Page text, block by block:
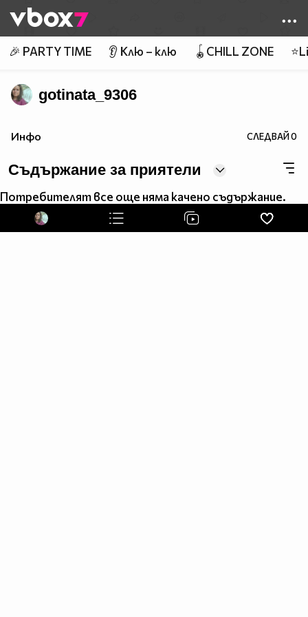
👾
🎉 PARTY TIME 👂 Клю – клю 🪀CHILL ZONE
gotinata_9306
Инфо СЛЕДВАЙ0
Съдържание за приятели
Потребителят все още няма качено съдържание.